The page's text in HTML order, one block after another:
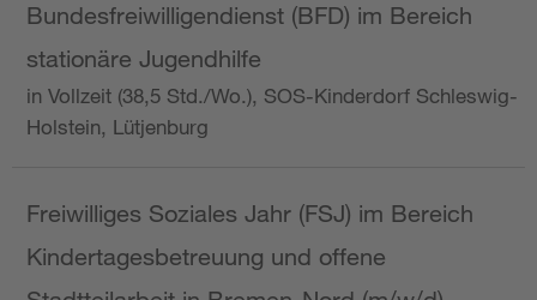
Bundesfreiwilligendienst (BFD) im Bereich
stationäre Jugendhilfe
in Vollzeit (38,5 Std./Wo.), SOS-Kinderdorf Schleswig-
Holstein, Lütjenburg
Freiwilliges Soziales Jahr (FSJ) im Bereich
Kindertagesbetreuung und offene